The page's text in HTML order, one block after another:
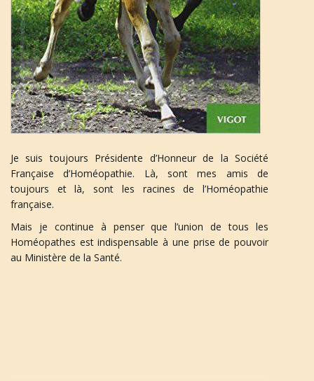
Je suis toujours Présidente d’Honneur de la Société
Française d’Homéopathie. Là, sont mes amis de
toujours et là, sont les racines de l’Homéopathie
française.
Mais je continue à penser que l’union de tous les
Homéopathes est indispensable à une prise de pouvoir
au Ministère de la Santé.